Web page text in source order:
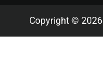
Copyright © 2026